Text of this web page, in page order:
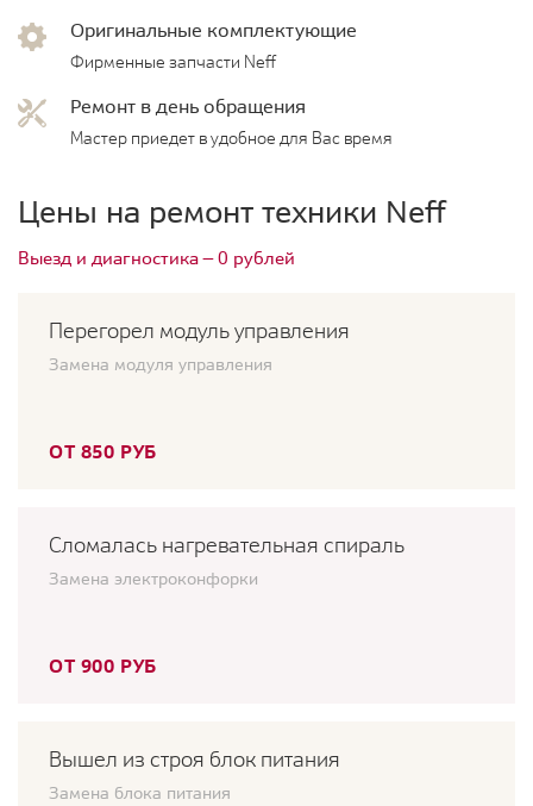
Оригинальные комплектующие
Фирменные запчасти Neff
Ремонт в день обращения
Мастер приедет в удобное для Вас время
Цены на ремонт техники Neff
Выезд и диагностика — 0 рублей
Перегорел модуль управления
Замена модуля управления
ОТ 850 РУБ
Сломалась нагревательная спираль
Замена электроконфорки
ОТ 900 РУБ
Вышел из строя блок питания
Замена блока питания